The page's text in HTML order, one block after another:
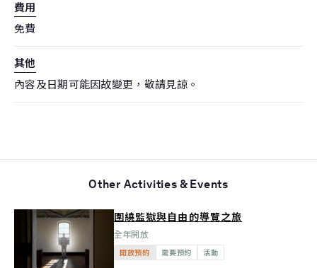
費用
免費
其他
內容及日期可能因故變更，敬請見諒。
Other Activities & Events
圍繞監獄與自由的導覽之旅
全年開放
開放預約 需要預約 活動